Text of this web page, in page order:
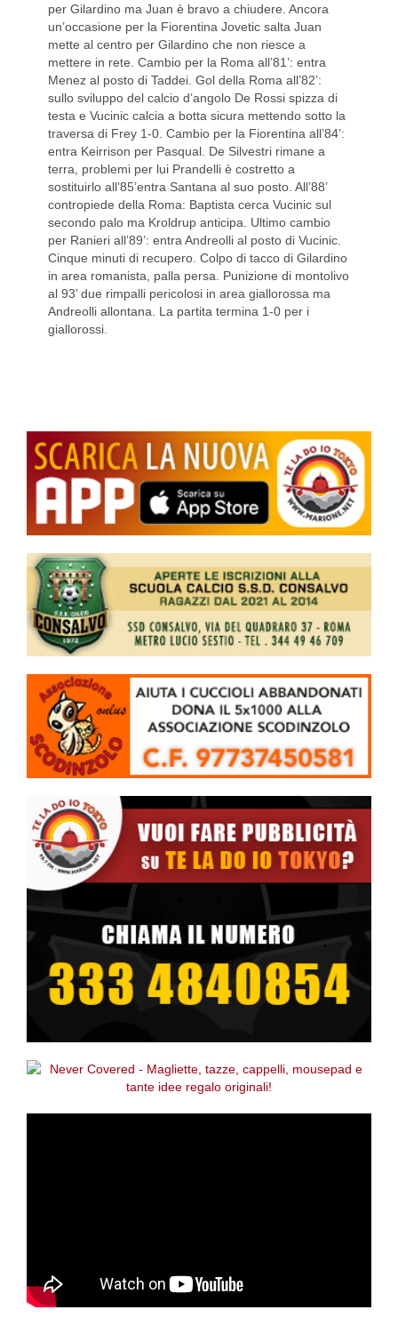
per Gilardino ma Juan è bravo a chiudere. Ancora
un’occasione per la Fiorentina Jovetic salta Juan
mette al centro per Gilardino che non riesce a
mettere in rete. Cambio per la Roma all’81’: entra
Menez al posto di Taddei. Gol della Roma all’82’:
sullo sviluppo del calcio d’angolo De Rossi spizza di
testa e Vucinic calcia a botta sicura mettendo sotto la
traversa di Frey 1-0. Cambio per la Fiorentina all’84’:
entra Keirrison per Pasqual. De Silvestri rimane a
terra, problemi per lui Prandelli è costretto a
sostituirlo all’85’entra Santana al suo posto. All’88’
contropiede della Roma: Baptista cerca Vucinic sul
secondo palo ma Kroldrup anticipa. Ultimo cambio
per Ranieri all’89’: entra Andreolli al posto di Vucinic.
Cinque minuti di recupero. Colpo di tacco di Gilardino
in area romanista, palla persa. Punizione di montolivo
al 93’ due rimpalli pericolosi in area giallorossa ma
Andreolli allontana. La partita termina 1-0 per i
giallorossi.